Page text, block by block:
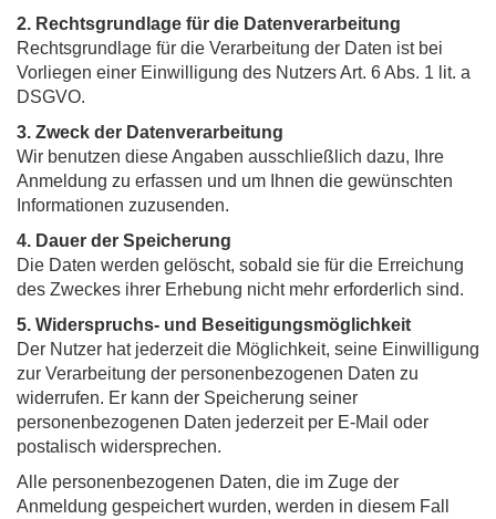
2. Rechtsgrundlage für die Datenverarbeitung
Rechtsgrundlage für die Verarbeitung der Daten ist bei
Vorliegen einer Einwilligung des Nutzers Art. 6 Abs. 1 lit. a
DSGVO.
3. Zweck der Datenverarbeitung
Wir benutzen diese Angaben ausschließlich dazu, Ihre
Anmeldung zu erfassen und um Ihnen die gewünschten
Informationen zuzusenden.
4. Dauer der Speicherung
Die Daten werden gelöscht, sobald sie für die Erreichung
des Zweckes ihrer Erhebung nicht mehr erforderlich sind.
5. Widerspruchs- und Beseitigungsmöglichkeit
Der Nutzer hat jederzeit die Möglichkeit, seine Einwilligung
zur Verarbeitung der personenbezogenen Daten zu
widerrufen. Er kann der Speicherung seiner
personenbezogenen Daten jederzeit per E-Mail oder
postalisch widersprechen.
Alle personenbezogenen Daten, die im Zuge der
Anmeldung gespeichert wurden, werden in diesem Fall